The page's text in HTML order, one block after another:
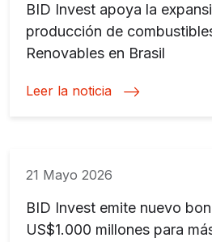
BID Invest apoya la
producción de
Renovables en Brasil
Leer la noticia
21 Mayo 2026
BID Invest emite nuevo
US$1.000 millones para